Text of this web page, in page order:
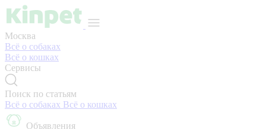
Москва
Всё о собаках
Всё о кошках
Сервисы
Поиск по статьям
Всё о собаках Всё о кошках
Объявления